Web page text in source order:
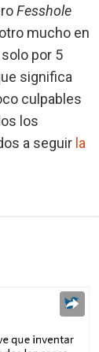
Fesshole
mucho en
por 5
significa
culpables
los
a seguir la